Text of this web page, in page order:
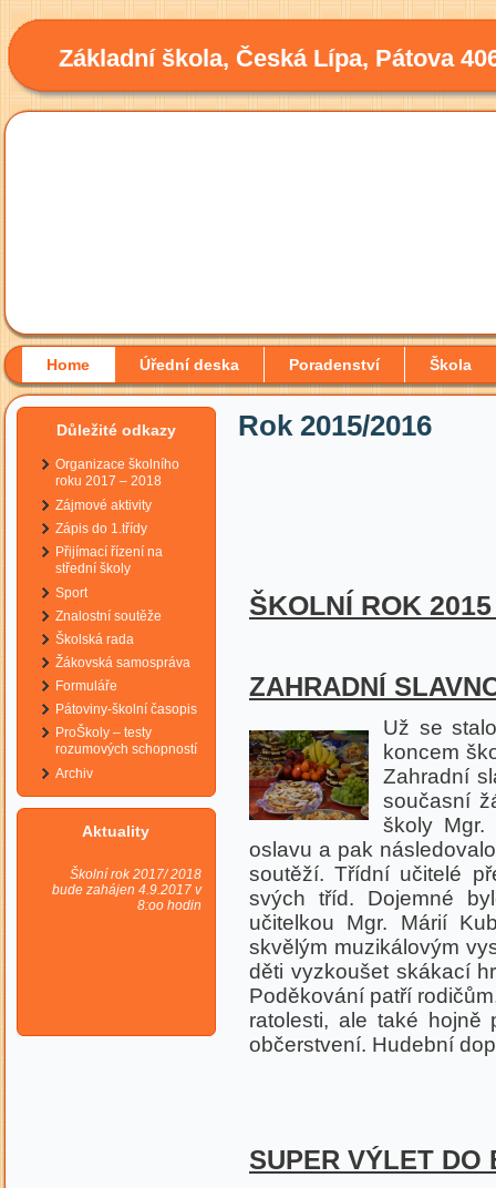
Základní škola, Česká Lípa, Pátova
Home Úřední deska Poradenství Škola
Důležité odkazy
Organizace školního
roku 2017 – 2018
Zájmové aktivity
Zápis do 1.třídy
Přijímací řízení na
střední školy
Sport
Znalostní soutěže
Školská rada
Žákovská samospráva
Formuláře
Pátoviny-školní časopis
ProŠkoly – testy
rozumových schopností
Archiv
Aktuality
Školní rok 2017/ 2018
bude zahájen 4.9.2017 v
8:oo hodin
Rok 2015/2016
ŠKOLNÍ ROK
ZAHRADNÍ
Už se
koncem
Zahradní
současní
školy Mgr.
oslavu a pak
soutěží. Třídní učitelé
svých tříd. Dojemné
učitelkou Mgr. Márií
skvělým muzikálovým
děti vyzkoušet skákací
Poděkování patří
ratolesti, ale také hojně
občerstvení. Hudební
SUPER VÝLET DO